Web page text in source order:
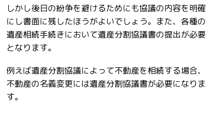
しかし後日の紛争を避けるためにも協議の内容を明確
にし書面に残したほうがよいでしょう。また、各種の
遺産相続手続きにおいて遺産分割協議書の提出が必要
となります。
例えば遺産分割協議によって不動産を相続する場合、
不動産の名義変更には遺産分割協議書が必要になりま
す。